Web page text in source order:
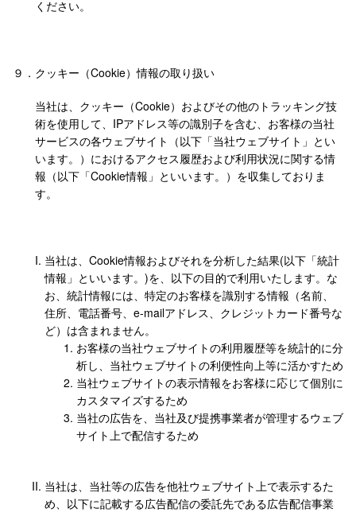
ください。
９． クッキー（Cookie）情報の取り扱い
当社は、クッキー（Cookie）およびその他のトラッキング技
術を使用して、IPアドレス等の識別子を含む、お客様の当社
サービスの各ウェブサイト（以下「当社ウェブサイト」とい
います。）におけるアクセス履歴および利用状況に関する情
報（以下「Cookie情報」といいます。）を収集しておりま
す。
当社は、Cookie情報およびそれを分析した結果(以下「統計
情報」といいます。)を、以下の目的で利用いたします。な
お、統計情報には、特定のお客様を識別する情報（名前、
住所、電話番号、e-mailアドレス、クレジットカード番号な
ど）は含まれません。
お客様の当社ウェブサイトの利用履歴等を統計的に分
析し、当社ウェブサイトの利便性向上等に活かすため
当社ウェブサイトの表示情報をお客様に応じて個別に
カスタマイズするため
当社の広告を、当社及び提携事業者が管理するウェブ
サイト上で配信するため
当社は、当社等の広告を他社ウェブサイト上で表示するた
め、以下に記載する広告配信の委託先である広告配信事業